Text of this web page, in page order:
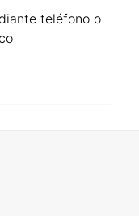
teléfono o